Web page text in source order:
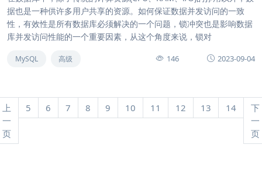
据也是一种供许多用户共享的资源。如何保证数据并发访问的一致
性，有效性是所有数据库必须解决的一个问题，锁冲突也是影响数据
库并发访问性能的一个重要因素，从这个角度来说，锁对
MySQL 高级 146 2023-09-04
上
一
页
5 6 7 8 9 10 11 12 13 14
下
一
页